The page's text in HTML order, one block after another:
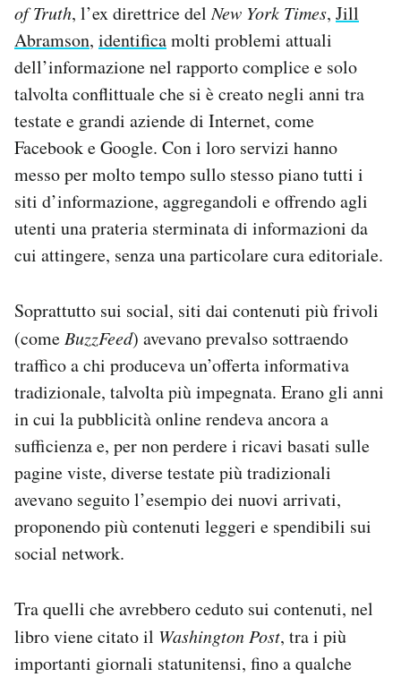
of Truth, l’ex direttrice delNew York Times, Jill
Abramson, identificamolti problemi attuali
dell’informazione nel rapporto complice e solo
talvolta conflittuale che si è creato negli anni tra
testate e grandi aziende di Internet, come
Facebook e Google. Con i loro servizi hanno
messo per molto tempo sullo stesso piano tutti i
siti d’informazione, aggregandoli e offrendo agli
utenti una prateria sterminata di informazioni da
cui attingere, senza una particolare cura editoriale.
Soprattutto sui social, siti dai contenuti più frivoli
(comeBuzzFeed) avevano prevalso sottraendo
traffico a chi produceva un’offerta informativa
tradizionale, talvolta più impegnata. Erano gli anni
in cui la pubblicità online rendeva ancora a
sufficienza e, per non perdere i ricavi basati sulle
pagine viste, diverse testate più tradizionali
avevano seguito l’esempio dei nuovi arrivati,
proponendo più contenuti leggeri e spendibili sui
social network.
Tra quelli che avrebbero ceduto sui contenuti, nel
libro viene citato il Washington Post, tra i più
importanti giornali statunitensi, fino a qualche